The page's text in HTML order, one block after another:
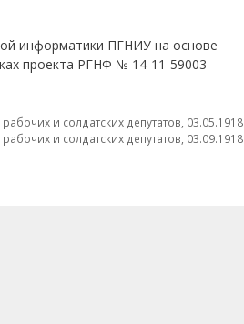
информатики ПГНИУ на основе
проекта РГНФ № 14-11-59003
и солдатских депутатов, 03.05.1918
и солдатских депутатов, 03.09.1918